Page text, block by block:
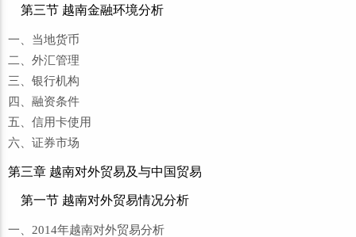
第三节 越南金融环境分析
一、当地货币
二、外汇管理
三、银行机构
四、融资条件
五、信用卡使用
六、证券市场
第三章 越南对外贸易及与中国贸易
第一节 越南对外贸易情况分析
一、2014年越南对外贸易分析